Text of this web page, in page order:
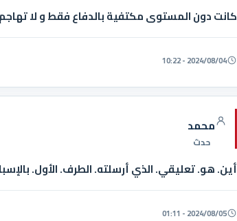
كانت دون المستوى مكتفية بالدفاع فقط و لا
2024/08/04 - 10:22
محمد
حدث
أين. هو. تعليقي. الذي أرسلته. الطرف. الأول.
2024/08/05 - 01:11